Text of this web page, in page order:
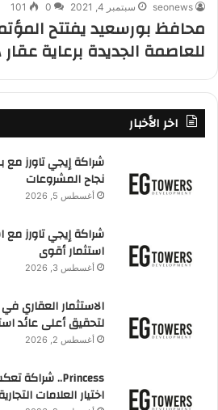
seonews سبتمبر 4, 2021 0
101
محافظ بورسعيد يفتتح
للعاصمة الجديدة برعاية
اخر الأخبار
شراكة إيجي تاورز مع
نجاح المشروعات
أغسطس 5, 2026
شراكة إيجي تاورز
استثمار أقوى
أغسطس 3, 2026
الاستثمار العقاري
لتحقيق أعلى عائد
أغسطس 2, 2026
اختيار العلامات